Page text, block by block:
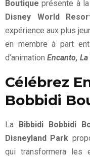
Boutique présente à
Disney World
expérience aux plus
en membre à part
d’animation Encanto,
Célébrez
Bobbidi
La Bibbidi Bobbidi
Disneyland Park
qui transformera les